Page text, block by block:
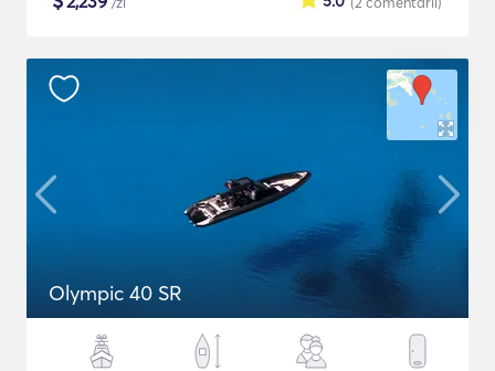
Olympic 40 SR